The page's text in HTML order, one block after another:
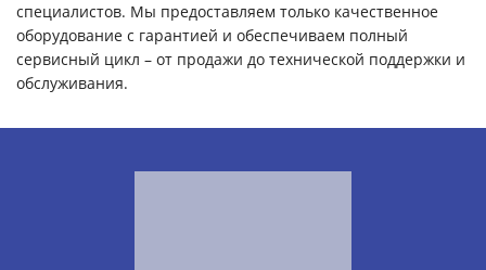
специалистов. Мы предоставляем только качественное
оборудование с гарантией и обеспечиваем полный
сервисный цикл – от продажи до технической поддержки и
обслуживания.